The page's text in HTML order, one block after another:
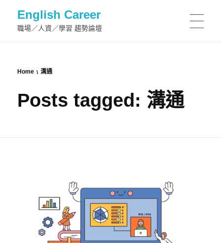
English Career
職場／人資／學習 趨勢論壇
Home 溝通
Posts tagged: 溝通